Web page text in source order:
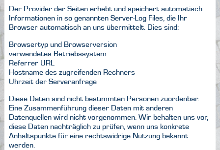
Der Provider der Seiten erhebt und speichert automatisch
Informationen in so genannten Server-Log Files, die Ihr
Browser automatisch an uns übermittelt. Dies sind:
Browsertyp und Browserversion
verwendetes Betriebssystem
Referrer URL
Hostname des zugreifenden Rechners
Uhrzeit der Serveranfrage
Diese Daten sind nicht bestimmten Personen zuordenbar.
Eine Zusammenführung dieser Daten mit anderen
Datenquellen wird nicht vorgenommen. Wir behalten uns vor,
diese Daten nachträglich zu prüfen, wenn uns konkrete
Anhaltspunkte für eine rechtswidrige Nutzung bekannt
werden.